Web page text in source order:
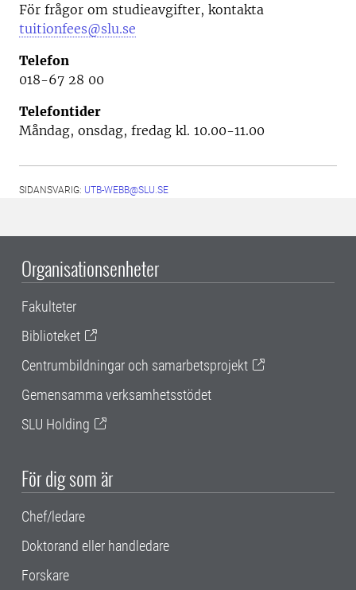
För frågor om studieavgifter, kontakta
tuitionfees@slu.se
Telefon
018-67 28 00
Telefontider
Måndag, onsdag, fredag kl. 10.00-11.00
SIDANSVARIG: UTB-WEBB@SLU.SE
Organisationsenheter
Fakulteter
Biblioteket
Centrumbildningar och samarbetsprojekt
Gemensamma verksamhetsstödet
SLU Holding
För dig som är
Chef/ledare
Doktorand eller handledare
Forskare